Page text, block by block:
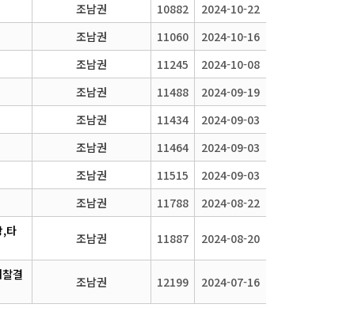
조남권 10882
2024-10-22
조남권 11060
2024-10-16
조남권 11245
2024-10-08
조남권 11488
2024-09-19
조남권 11434
2024-09-03
조남권 11464
2024-09-03
조남권 11515
2024-09-03
조남권 11788 2024-08-22
,타
조남권 11887 2024-08-20
결
조남권 12199 2024-07-16